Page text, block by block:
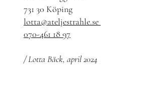
731 30 Köping
lotta@ateljestrahle.se
070-461 18 97
/ Lotta Bäck, april 2024